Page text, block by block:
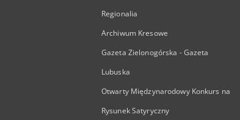
Regionalia
Archiwum Kresowe
Gazeta Zielonogórska - Gazeta
Lubuska
Otwarty Międzynarodowy Konkurs na
Rysunek Satyryczny